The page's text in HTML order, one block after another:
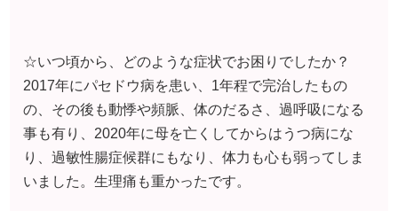
☆当院の施術により、その症状はどのように（変化し
て）良くなりましたか？
2023年5月より、友人に勧められ通院を開始しまし
た。自宅から医院まで1時間半程かかるのですが、
最初は通うのがやっとの状態でした。ですが、段々と
体力もついてきて、頭痛等がやわらいできています。